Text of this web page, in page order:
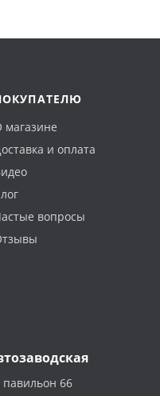
магазине
и оплата
вопросы
павильон 66